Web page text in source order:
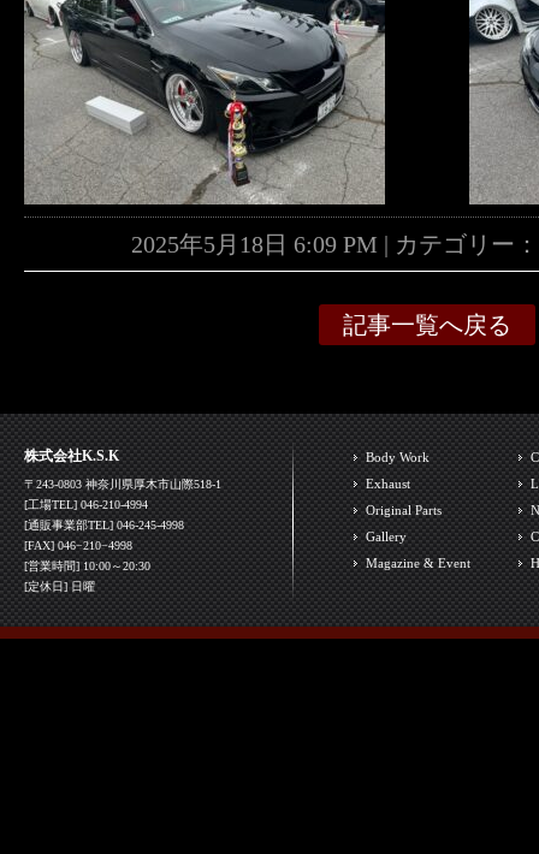
2025年5月18日 6:09 PM | カテゴリー
記事一覧へ戻る
株式会社K.S.K
〒243-0803 神奈川県厚木市山際518-1
[工場TEL] 046-210-4994
[通販事業部TEL] 046-245-4998
[FAX] 046−210−4998
[営業時間] 10:00～20:30
[定休日] 日曜
Body Work
Exhaust
Original Parts
Gallery
Magazine & Event